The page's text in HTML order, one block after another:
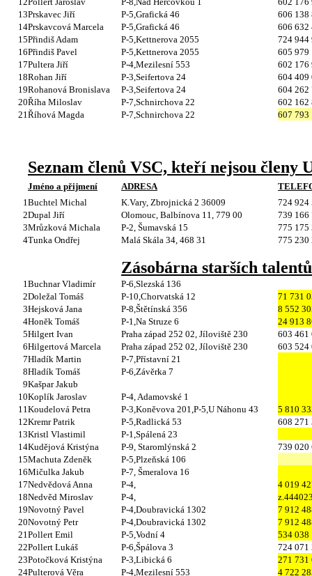
13Prskavec Jiří P-5,Grafická 46
606 138
14Prskavcová Marcela P-5,Grafická 46
606 632
15Přindiš Adam P-5,Kettnerova 2055
724 944
16Přindiš Pavel P-5,Kettnerova 2055
605 979
17Pultera Jiří P-4,Mezilesní 553
602 176
18Rohan Jiří P-3,Seifertova 24
604 409
19Rohanová Bronislava P-3,Seifertova 24
604 262
20Říha Miloslav P-7,Schnirchova 22
602 162
21 Říhová Magda P-7,Schnirchova 22 607 793
Seznam členů VSC, kteří nejsou členy
Jméno a přijmení ADRESA
1 Buchtel Michal K.Vary, Zbrojnická 2 36009
724 924
2Dupal Jiří Olomouc, Balbínova 11, 779 00
739 166
3Mrůzková Michala P-2, Šumavská 15
775 175
4Tunka Ondřej Malá Skála 34, 468 31 775 230
Zásobárna starších talentů
1 Buchnar Vladimír
P-6,Slezská 136
2Doležal Tomáš P-10,Chorvatská 12
71 731
3Hejsková Jana P-8,Štětínská 356
8 552
4Honěk Tomáš P-1,Na Struze 6
24 913
5Hilgert Ivan Praha západ 252 02, Jíloviště 230
603 461
6Hilgertová Marcela Praha západ 252 02, Jíloviště 230
603 524
7Hladík Martin
P-7,Přístavní 21
8Hladík Tomáš
P-6,Závěrka 7
9Kašpar Jakub
10Koplík Jaroslav
P-4, Adamovské 1
11 Koudelová Petra P-3,Koněvova 201,P-5,U Náhonu 43
5 810
12Kremr Patrik P-5,Radlická 53
608 271
13Kristl Vlastimil
P-1,Spálená 23
14Kudějová Kristýna P-9, Staromlýnská 2
739 020
15Machuta Zdeněk
P-5,Plzeňská 106
16Mičulka Jakub
P-7, Šmeralova 16
17Nedvědová Anna P-4,
4 019
18Nedvěd Miroslav P-4,
19Novotný Pavel P-4,Doubravická 1302
7 912
20Novotný Petr P-4,Doubravická 1302
7 912
21 Pollert Emil P-5,Vodní 4
534 038
22Pollert Lukáš P-6,Špálova 3
724 071
23Potočková Kristýna P-3,Libická 6
271 731
24Pulterová Věra P-4,Mezilesní 553 4 722